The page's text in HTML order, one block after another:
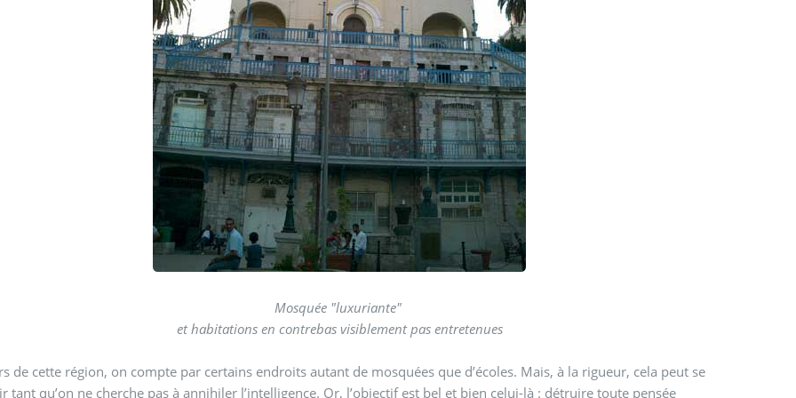
Mosquée "luxuriante"
et habitations en contrebas visiblement pas entretenues
de cette région, on compte par certains endroits autant de mosquées que d’écoles. Mais, à la rigueur, cela peut se
tant qu’on ne cherche pas à annihiler l’intelligence. Or, l’objectif est bel et bien celui-là : détruire toute pensée